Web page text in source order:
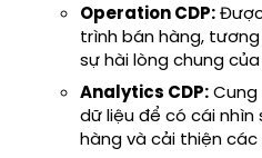
Operation CDP:
trình bán hàng,
sự hài lòng chung
Analytics CDP:
dữ liệu để có cái nhìn
hàng và cải thiện các